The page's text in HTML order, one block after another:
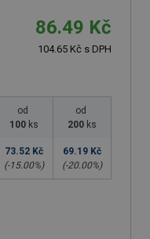
86.49 Kč
104.65 Kč s DPH
od
100 ks
73.52 Kč
(-15.00%)
od
200 ks
69.19 Kč
(-20.00%)